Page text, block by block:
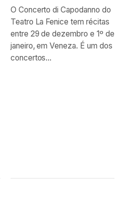
O Concerto di Capodanno do
Teatro La Fenice tem récitas
entre 29 de dezembro e 1º de
janeiro, em Veneza. É um dos
concertos...